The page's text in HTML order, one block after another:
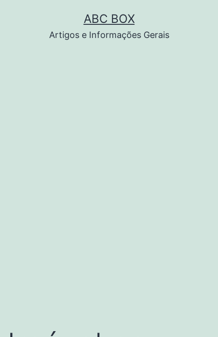
ABC BOX
Artigos e Informações Gerais